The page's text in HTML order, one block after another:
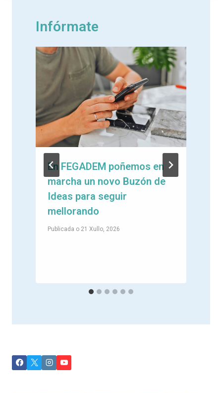
Infórmate
En FEGADEM poñemos en
marcha un novo Buzón de
Ideas para seguir
mellorando
Publicada o 21 Xullo, 2026